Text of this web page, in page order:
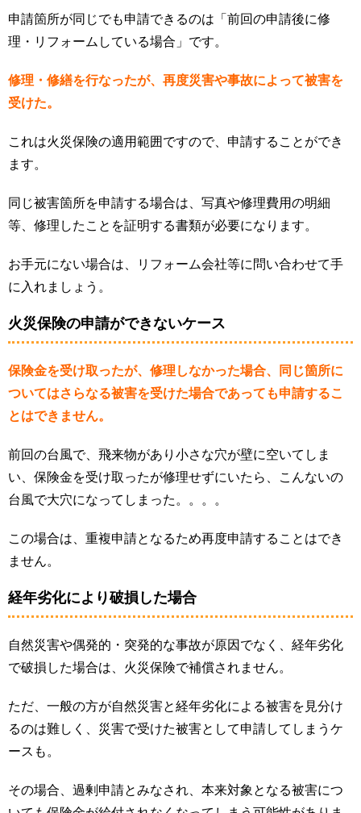
申請箇所が同じでも申請できるのは「前回の申請後に修
理・リフォームしている場合」です。
修理・修繕を行なったが、再度災害や事故によって被害を
受けた。
これは火災保険の適用範囲ですので、申請することができ
ます。
同じ被害箇所を申請する場合は、写真や修理費用の明細
等、修理したことを証明する書類が必要になります。
お手元にない場合は、リフォーム会社等に問い合わせて手
に入れましょう。
火災保険の申請ができないケース
保険金を受け取ったが、修理しなかった場合、同じ箇所に
ついてはさらなる被害を受けた場合であっても申請するこ
とはできません。
前回の台風で、飛来物があり小さな穴が壁に空いてしま
い、保険金を受け取ったが修理せずにいたら、こんないの
台風で大穴になってしまった。。。。
この場合は、重複申請となるため再度申請することはでき
ません。
経年劣化により破損した場合
自然災害や偶発的・突発的な事故が原因でなく、経年劣化
で破損した場合は、火災保険で補償されません。
ただ、一般の方が自然災害と経年劣化による被害を見分け
るのは難しく、災害で受けた被害として申請してしまうケ
ースも。
その場合、過剰申請とみなされ、本来対象となる被害につ